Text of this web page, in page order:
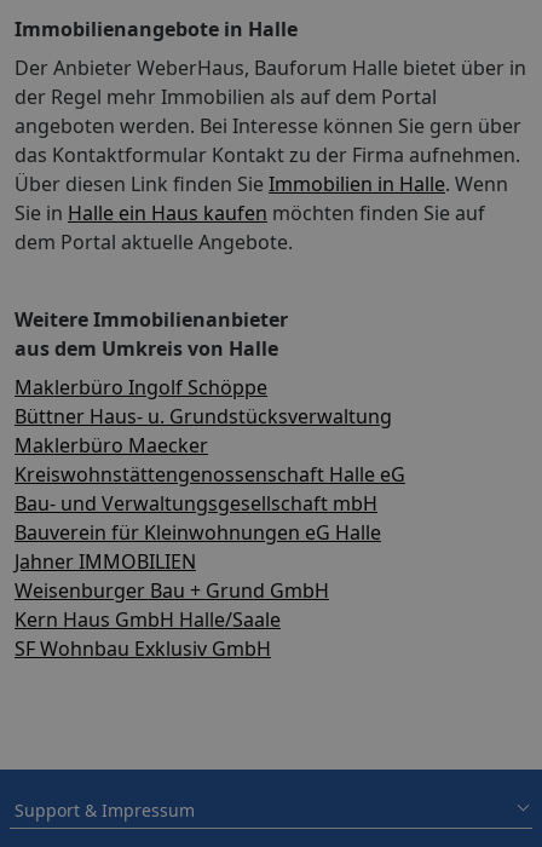
Immobilienangebote in Halle
Der Anbieter WeberHaus, Bauforum Halle bietet über in
der Regel mehr Immobilien als auf dem Portal
angeboten werden. Bei Interesse können Sie gern über
das Kontaktformular Kontakt zu der Firma aufnehmen.
Über diesen Link finden Sie Immobilien in Halle. Wenn
Sie in Halle ein Haus kaufen möchten finden Sie auf
dem Portal aktuelle Angebote.
Weitere Immobilienanbieter
aus dem Umkreis von Halle
Maklerbüro Ingolf Schöppe
Büttner Haus- u. Grundstücksverwaltung
Maklerbüro Maecker
Kreiswohnstättengenossenschaft Halle eG
Bau- und Verwaltungsgesellschaft mbH
Bauverein für Kleinwohnungen eG Halle
Jahner IMMOBILIEN
Weisenburger Bau + Grund GmbH
Kern Haus GmbH Halle/Saale
SF Wohnbau Exklusiv GmbH
Support & Impressum